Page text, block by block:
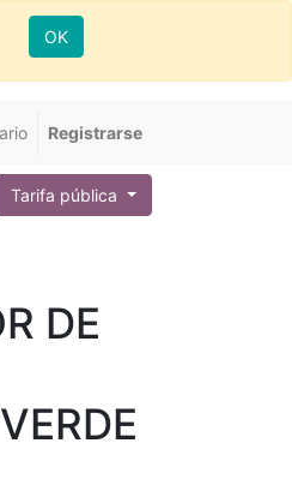
OK
Registrarse
Tarifa pública
DE